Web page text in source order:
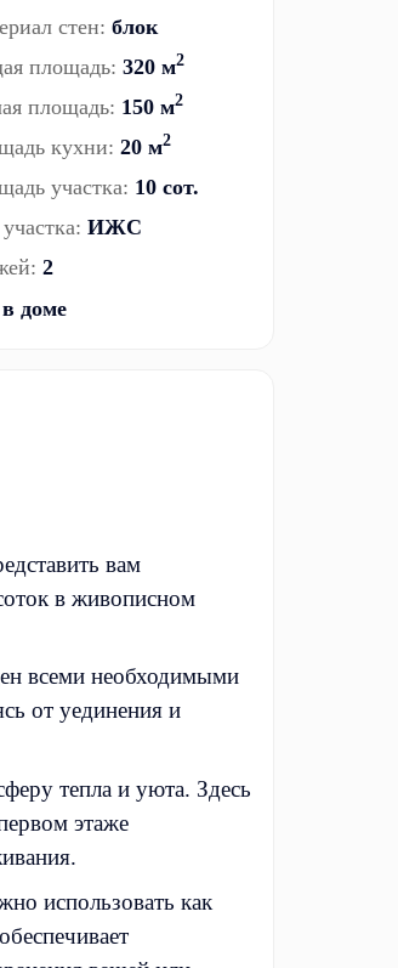
стен: блок
площадь: 320 м2
площадь: 150 м2
кухни: 20 м2
участка: 10 сот.
ИЖС
2
в доме
вам
в живописном
всеми необходимыми
от уединения и
тепла и уюта. Здесь
этаже
использовать как